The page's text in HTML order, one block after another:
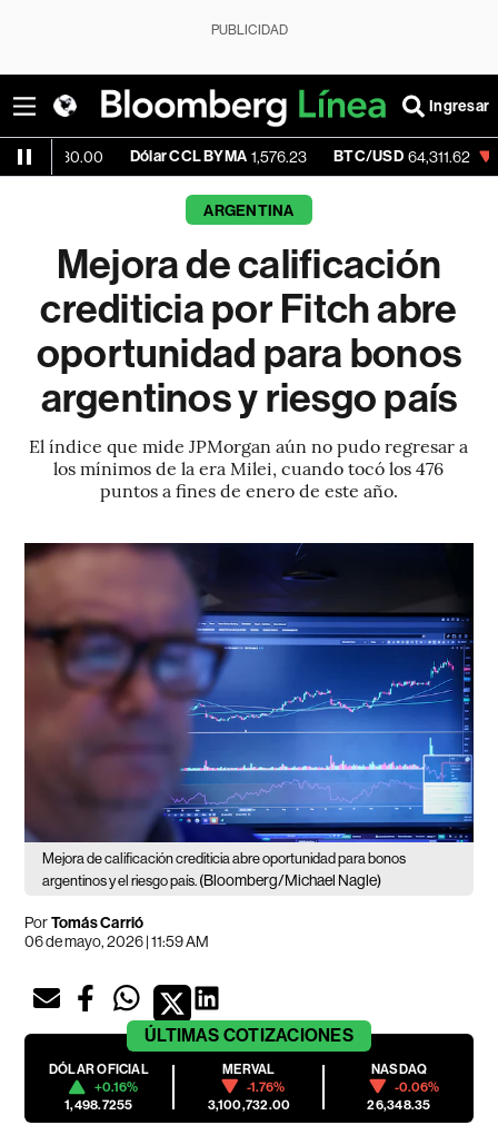
PUBLICIDAD
Ingresar
Dólar CCL BYMA 1,576.23 BTC/USD 64,311.62 -0.13%
ARGENTINA
Mejora de calificación
crediticia por Fitch abre
oportunidad para bonos
argentinos y riesgo país
El índice que mide JPMorgan aún no pudo regresar a
los mínimos de la era Milei, cuando tocó los 476
puntos a fines de enero de este año.
Mejora de calificación crediticia abre oportunidad para bonos
argentinos y el riesgo país. (Bloomberg/Michael Nagle)
PorTomás Carrió
06 de mayo, 2026 | 11:59 AM
ÚLTIMAS COTIZACIONES
DÓLAR OFICIAL
+0.16%
1,498.7255
MERVAL
-1.76%
3,100,732.00
NASDAQ
-0.06%
26,348.35